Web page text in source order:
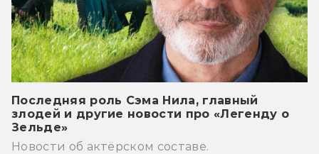
Последняя роль Сэма Нила, главный
злодей и другие новости про «Легенду о
Зельде»
Новости об актёрском составе.